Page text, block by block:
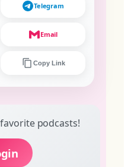
Telegram
Email
Copy Link
podcasts!